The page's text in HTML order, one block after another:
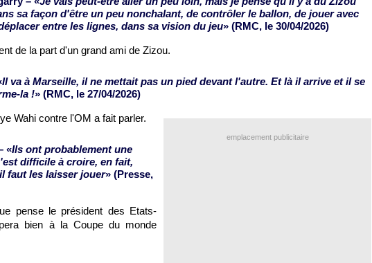
sa façon d'être un peu nonchalant, de contrôler le ballon, de jouer avec
entre les lignes, dans sa vision du jeu» (RMC, le 30/04/2026)
de la part d'un grand ami de Zizou.
Il va à Marseille, il ne mettait pas un pied devant l'autre. Et là il arrive et il se
la !» (RMC, le 27/04/2026)
emplacement publicitaire
Wahi contre l'OM a fait parler.
«Ils ont probablement une
difficile à croire, en fait,
faut les laisser jouer» (Presse,
pense le président des Etats-
bien à la Coupe du monde